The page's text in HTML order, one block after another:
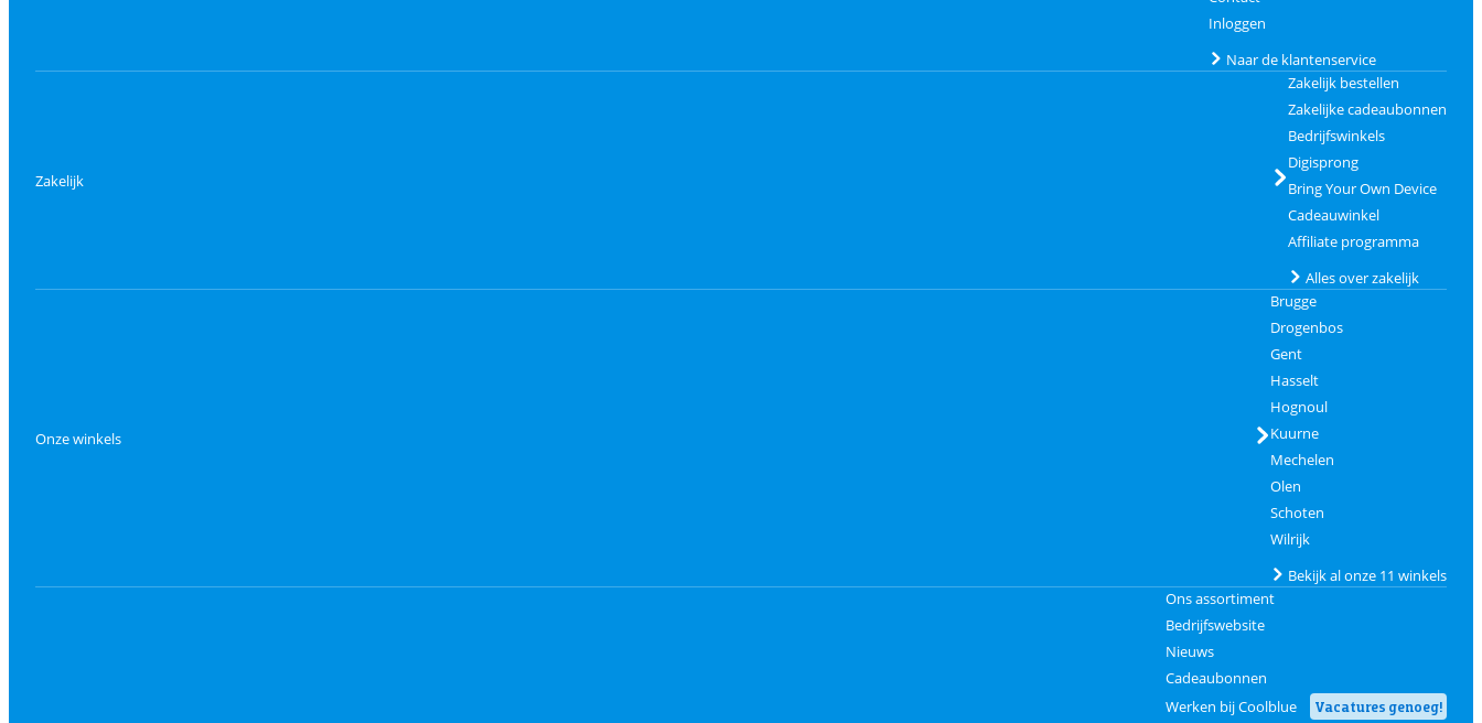
Inloggen
Naar de klantenservice
Zakelijk
Zakelijk bestellen
Zakelijke cadeaubonnen
Bedrijfswinkels
Digisprong
Bring Your Own Device
Cadeauwinkel
Affiliate programma
Alles over zakelijk
Onze winkels
Brugge
Drogenbos
Gent
Hasselt
Hognoul
Kuurne
Mechelen
Olen
Schoten
Wilrijk
Bekijk al onze 11 winkels
Ons assortiment
Bedrijfswebsite
Nieuws
Cadeaubonnen
Werken bij Coolblue
Vacatures genoeg!